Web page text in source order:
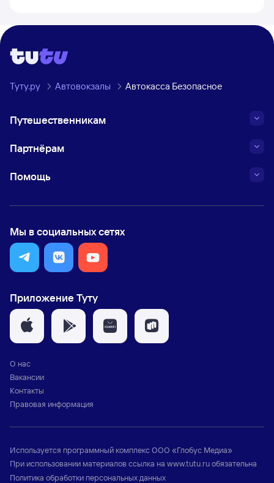
Туту.ру Автовокзалы Автокасса Безопасное
Путешественникам
Партнёрам
Помощь
Мы в социальных сетях
Приложение Туту
О нас
Вакансии
Контакты
Правовая информация
Используется программный комплексООО «Глобус Медиа»
При использовании материалов ссылка на www.tutu.ruобязательна
Политика обработки персональных данных